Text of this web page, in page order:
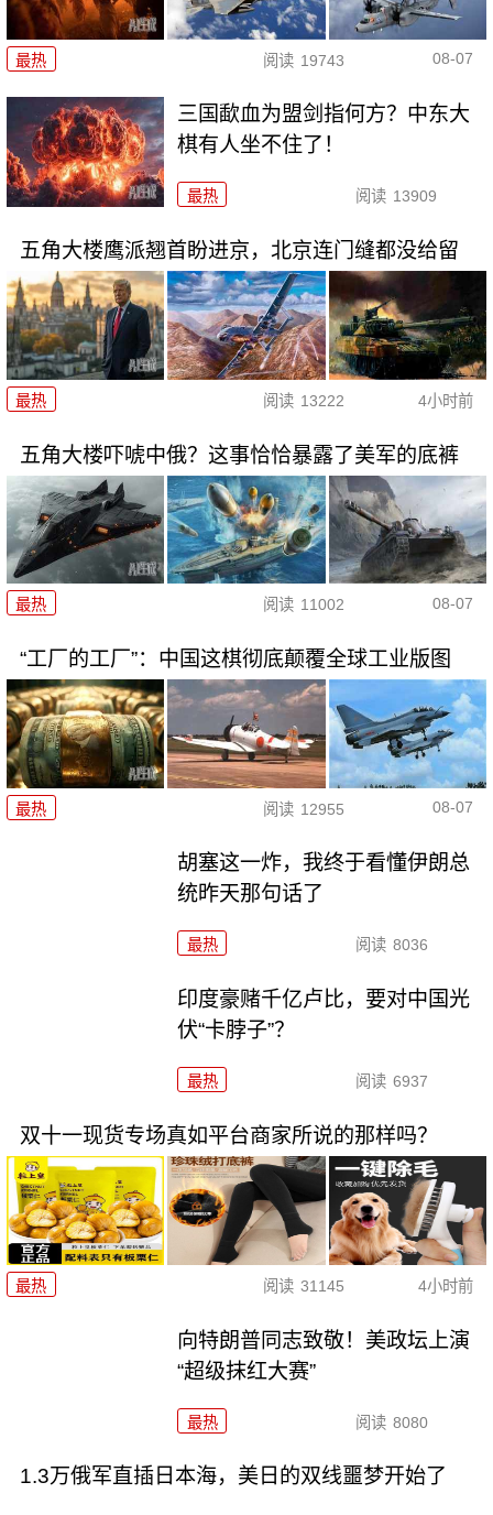
最热 阅读 19743 08-07
三国歃血为盟剑指何方？中东大
棋有人坐不住了！
最热 阅读 13909
五角大楼鹰派翘首盼进京，北京连门缝都没给留
最热 阅读 13222 4小时前
五角大楼吓唬中俄？这事恰恰暴露了美军的底裤
最热 阅读 11002 08-07
“工厂的工厂”：中国这棋彻底颠覆全球工业版图
最热 阅读 12955 08-07
胡塞这一炸，我终于看懂伊朗总
统昨天那句话了
最热 阅读 8036
印度豪赌千亿卢比，要对中国光
伏“卡脖子”？
最热 阅读 6937
双十一现货专场真如平台商家所说的那样吗？
最热 阅读 31145 4小时前
向特朗普同志致敬！美政坛上演
“超级抹红大赛”
最热 阅读 8080
1.3万俄军直插日本海，美日的双线噩梦开始了